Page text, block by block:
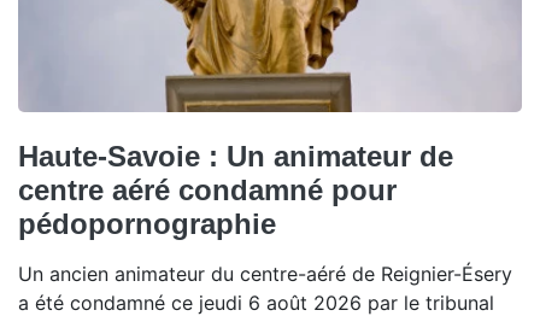
Haute-Savoie : Un animateur de
centre aéré condamné pour
pédopornographie
Un ancien animateur du centre-aéré de Reignier-Ésery
a été condamné ce jeudi 6 août 2026 par le tribunal